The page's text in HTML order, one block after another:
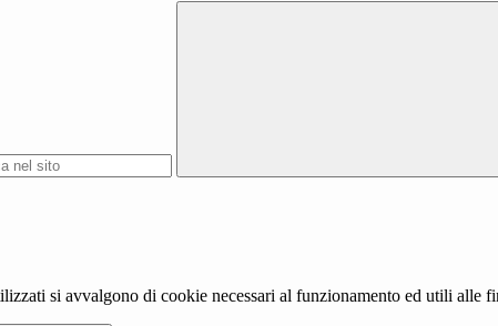
si avvalgono di cookie necessari al funzionamento ed utili alle